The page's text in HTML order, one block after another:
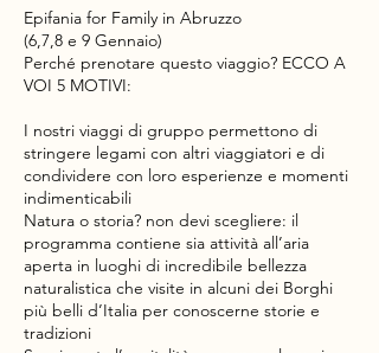
Epifania for Family in Abruzzo
(6,7,8 e 9 Gennaio)
Perché prenotare questo viaggio? ECCO A
VOI 5 MOTIVI:
I nostri viaggi di gruppo permettono di
stringere legami con altri viaggiatori e di
condividere con loro esperienze e momenti
indimenticabili
Natura o storia? non devi scegliere: il
programma contiene sia attività all’aria
aperta in luoghi di incredibile bellezza
naturalistica che visite in alcuni dei Borghi
più belli d’Italia per conoscerne storie e
tradizioni